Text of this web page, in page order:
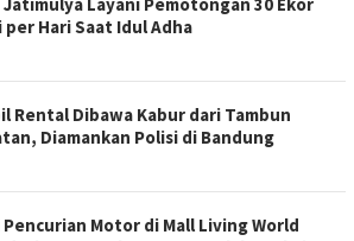
per Hari Saat Idul Adha
Rental Dibawa Kabur dari Tambun
Diamankan Polisi di Bandung
Pencurian Motor di Mall Living World